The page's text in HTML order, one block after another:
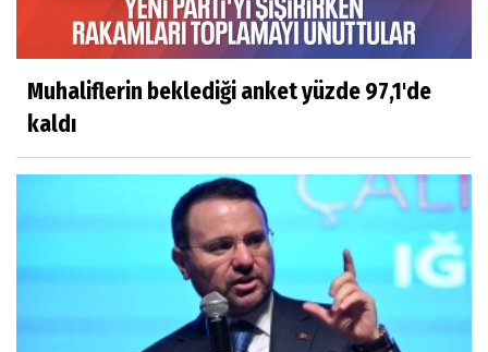
Muhaliflerin beklediği anket yüzde 97,1'de
kaldı